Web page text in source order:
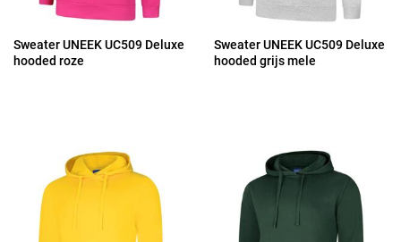
Sweater UNEEK UC509 Deluxe
hooded roze
Sweater UNEEK UC509 Deluxe
hooded grijs mele